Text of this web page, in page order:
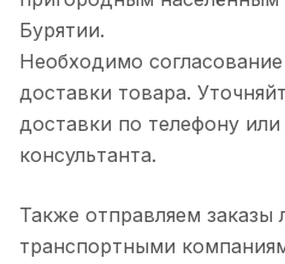
Бурятии.
Необходимо
доставки товара.
доставки по телефону
консультанта.
Также отправляем
транспортными